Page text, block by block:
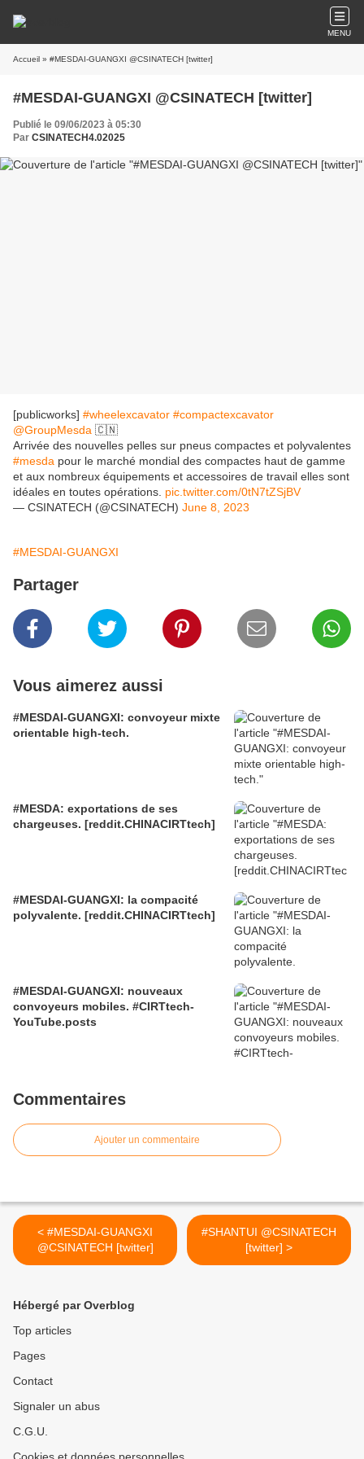
MENU
Accueil » #MESDAI-GUANGXI @CSINATECH [twitter]
#MESDAI-GUANGXI @CSINATECH [twitter]
Publié le 09/06/2023 à 05:30
Par CSINATECH4.02025
[publicworks] #wheelexcavator #compactexcavator
@GroupMesda 🇨🇳
Arrivée des nouvelles pelles sur pneus compactes et polyvalentes
#mesda pour le marché mondial des compactes haut de gamme
et aux nombreux équipements et accessoires de travail elles sont
idéales en toutes opérations. pic.twitter.com/0tN7tZSjBV
— CSINATECH (@CSINATECH) June 8, 2023
#MESDAI-GUANGXI
Partager
Vous aimerez aussi
#MESDAI-GUANGXI: convoyeur mixte
orientable high-tech.
#MESDA: exportations de ses
chargeuses. [reddit.CHINACIRTtech]
#MESDAI-GUANGXI: la compacité
polyvalente. [reddit.CHINACIRTtech]
#MESDAI-GUANGXI: nouveaux
convoyeurs mobiles. #CIRTtech-
YouTube.posts
Commentaires
Ajouter un commentaire
< #MESDAI-GUANGXI
@CSINATECH [twitter]
#SHANTUI @CSINATECH
[twitter] >
Hébergé par Overblog
Top articles
Pages
Contact
Signaler un abus
C.G.U.